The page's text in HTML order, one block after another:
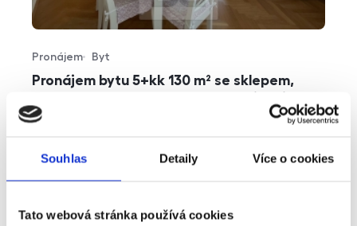
Souhlas Detaily Více o cookies
Tato webová stránka používá cookies
Pronájem bytu 5+kk 130 m² se sklepem,
Typ nabídky
Pronájem
Typ nemovitosti
Byt
funkce
parkování sklep výtah
cena
49 000 Kč